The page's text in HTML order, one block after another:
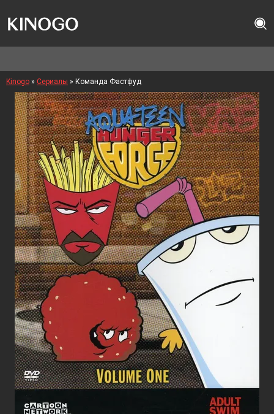
Kinogo » Сериалы » Команда Фастфуд